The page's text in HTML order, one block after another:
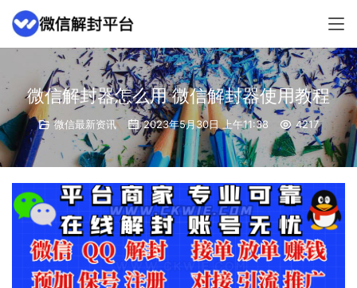
微信解封器怎么用 微信解封器使用教程
微信最新资讯 2023年5月30日 上午11:38 4217